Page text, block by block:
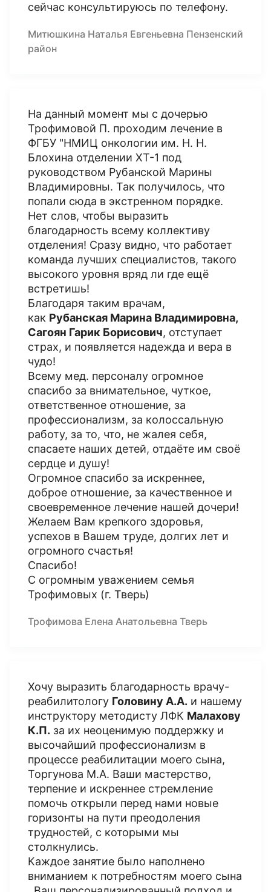
сейчас консультируюсь по телефону.
Митюшкина Наталья Евгеньевна Пензенский
район
На данный момент мы с дочерью
Трофимовой П. проходим лечение в
ФГБУ "НМИЦ онкологии им. Н. Н.
Блохина отделении ХТ-1 под
руководством Рубанской Марины
Владимировны. Так получилось, что
попали сюда в экстренном порядке.
Нет слов, чтобы выразить
благодарность всему коллективу
отделения! Сразу видно, что работает
команда лучших специалистов, такого
высокого уровня вряд ли где ещё
встретишь!
Благодаря таким врачам,
как Рубанская Марина Владимировна,
Сагоян Гарик Борисович, отступает
страх, и появляется надежда и вера в
чудо!
Всему мед. персоналу огромное
спасибо за внимательное, чуткое,
ответственное отношение, за
профессионализм, за колоссальную
работу, за то, что, не жалея себя,
спасаете наших детей, отдаëте им своë
сердце и душу!
Огромное спасибо за искреннее,
доброе отношение, за качественное и
своевременное лечение нашей дочери!
Желаем Вам крепкого здоровья,
успехов в Вашем труде, долгих лет и
огромного счастья!
Спасибо!
С огромным уважением семья
Трофимовых (г. Тверь)
Трофимова Елена Анатольевна Тверь
Хочу выразить благодарность врачу-
реабилитологу Головину А.А. и нашему
инструктору методисту ЛФК Малахову
К.П. за их неоценимую поддержку и
высочайший профессионализм в
процессе реабилитации моего сына,
Торгунова М.А. Ваши мастерство,
терпение и искреннее стремление
помочь открыли перед нами новые
горизонты на пути преодоления
трудностей, с которыми мы
столкнулись.
Каждое занятие было наполнено
вниманием к потребностям моего сына